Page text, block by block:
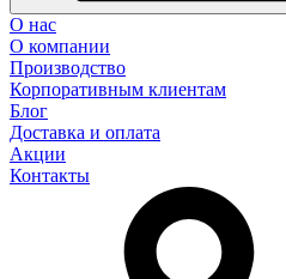
О нас
О компании
Производство
Корпоративным клиентам
Блог
Доставка и оплата
Акции
Контакты